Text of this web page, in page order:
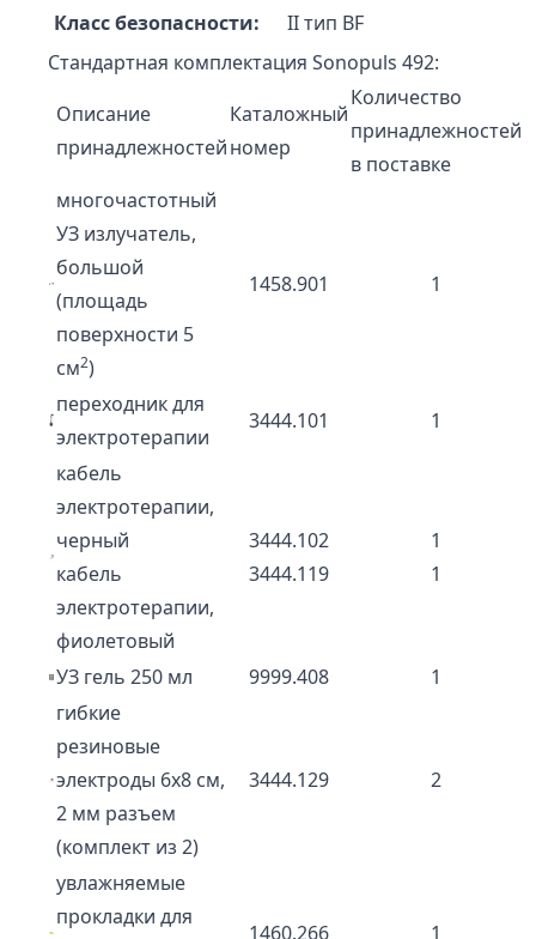
Класс безопасности:
II тип BF
Стандартная комплектация Sonopuls 492:
Описание
принадлежностей
Каталожный
номер
Количество
принадлежностей
в поставке
многочастотный
УЗ излучатель,
большой
(площадь
поверхности 5
см2)
1458.901 1
переходник для
электротерапии
3444.101
1
кабель
электротерапии,
черный
кабель
электротерапии,
фиолетовый
3444.102
3444.119
1
1
УЗ гель 250 мл 9999.408
1
гибкие
резиновые
электроды 6х8 см,
2 мм разъем
(комплект из 2)
3444.129 2
увлажняемые
прокладки для
1460.266 1